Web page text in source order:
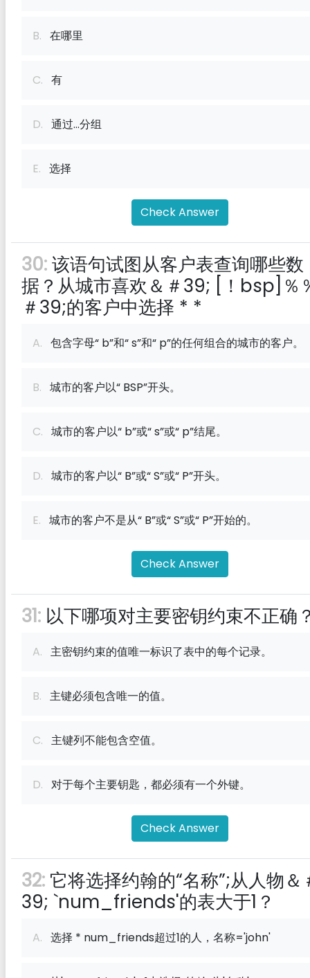
B. 在哪里
C. 有
D. 通过...分组
E. 选择
Check Answer
30:该语句试图从客户表查询哪些数
据？从城市喜欢＆＃39; [！bsp]％
＃39;的客户中选择 * *
A. 包含字母“ b”和“ s”和“ p”的任何组合的城市的客户。
B. 城市的客户以“ BSP”开头。
C. 城市的客户以“ b”或“ s”或“ p”结尾。
D. 城市的客户以“ B”或“ S”或“ P”开头。
E. 城市的客户不是从“ B”或“ S”或“ P”开始的。
Check Answer
31: 以下哪项对主要密钥约束不正确
A. 主密钥约束的值唯一标识了表中的每个记录。
B. 主键必须包含唯一的值。
C. 主键列不能包含空值。
D. 对于每个主要钥匙，都必须有一个外键。
Check Answer
32: 它将选择约翰的“名称”;从人物＆
39; `num_friends'的表大于1？
A. 选择 * num_friends超过1的人，名称='john'